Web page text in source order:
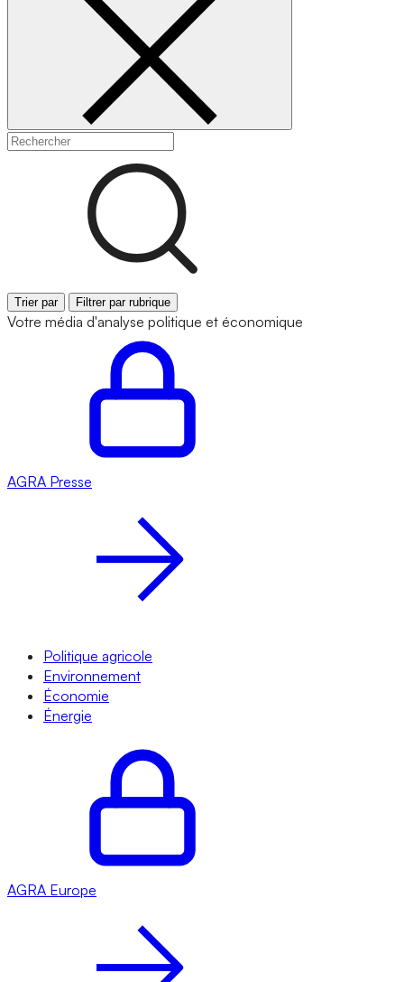
Trier par Filtrer par rubrique
Votre média d'analyse politique et économique
AGRA Presse
Politique agricole
Environnement
Économie
Énergie
AGRA Europe